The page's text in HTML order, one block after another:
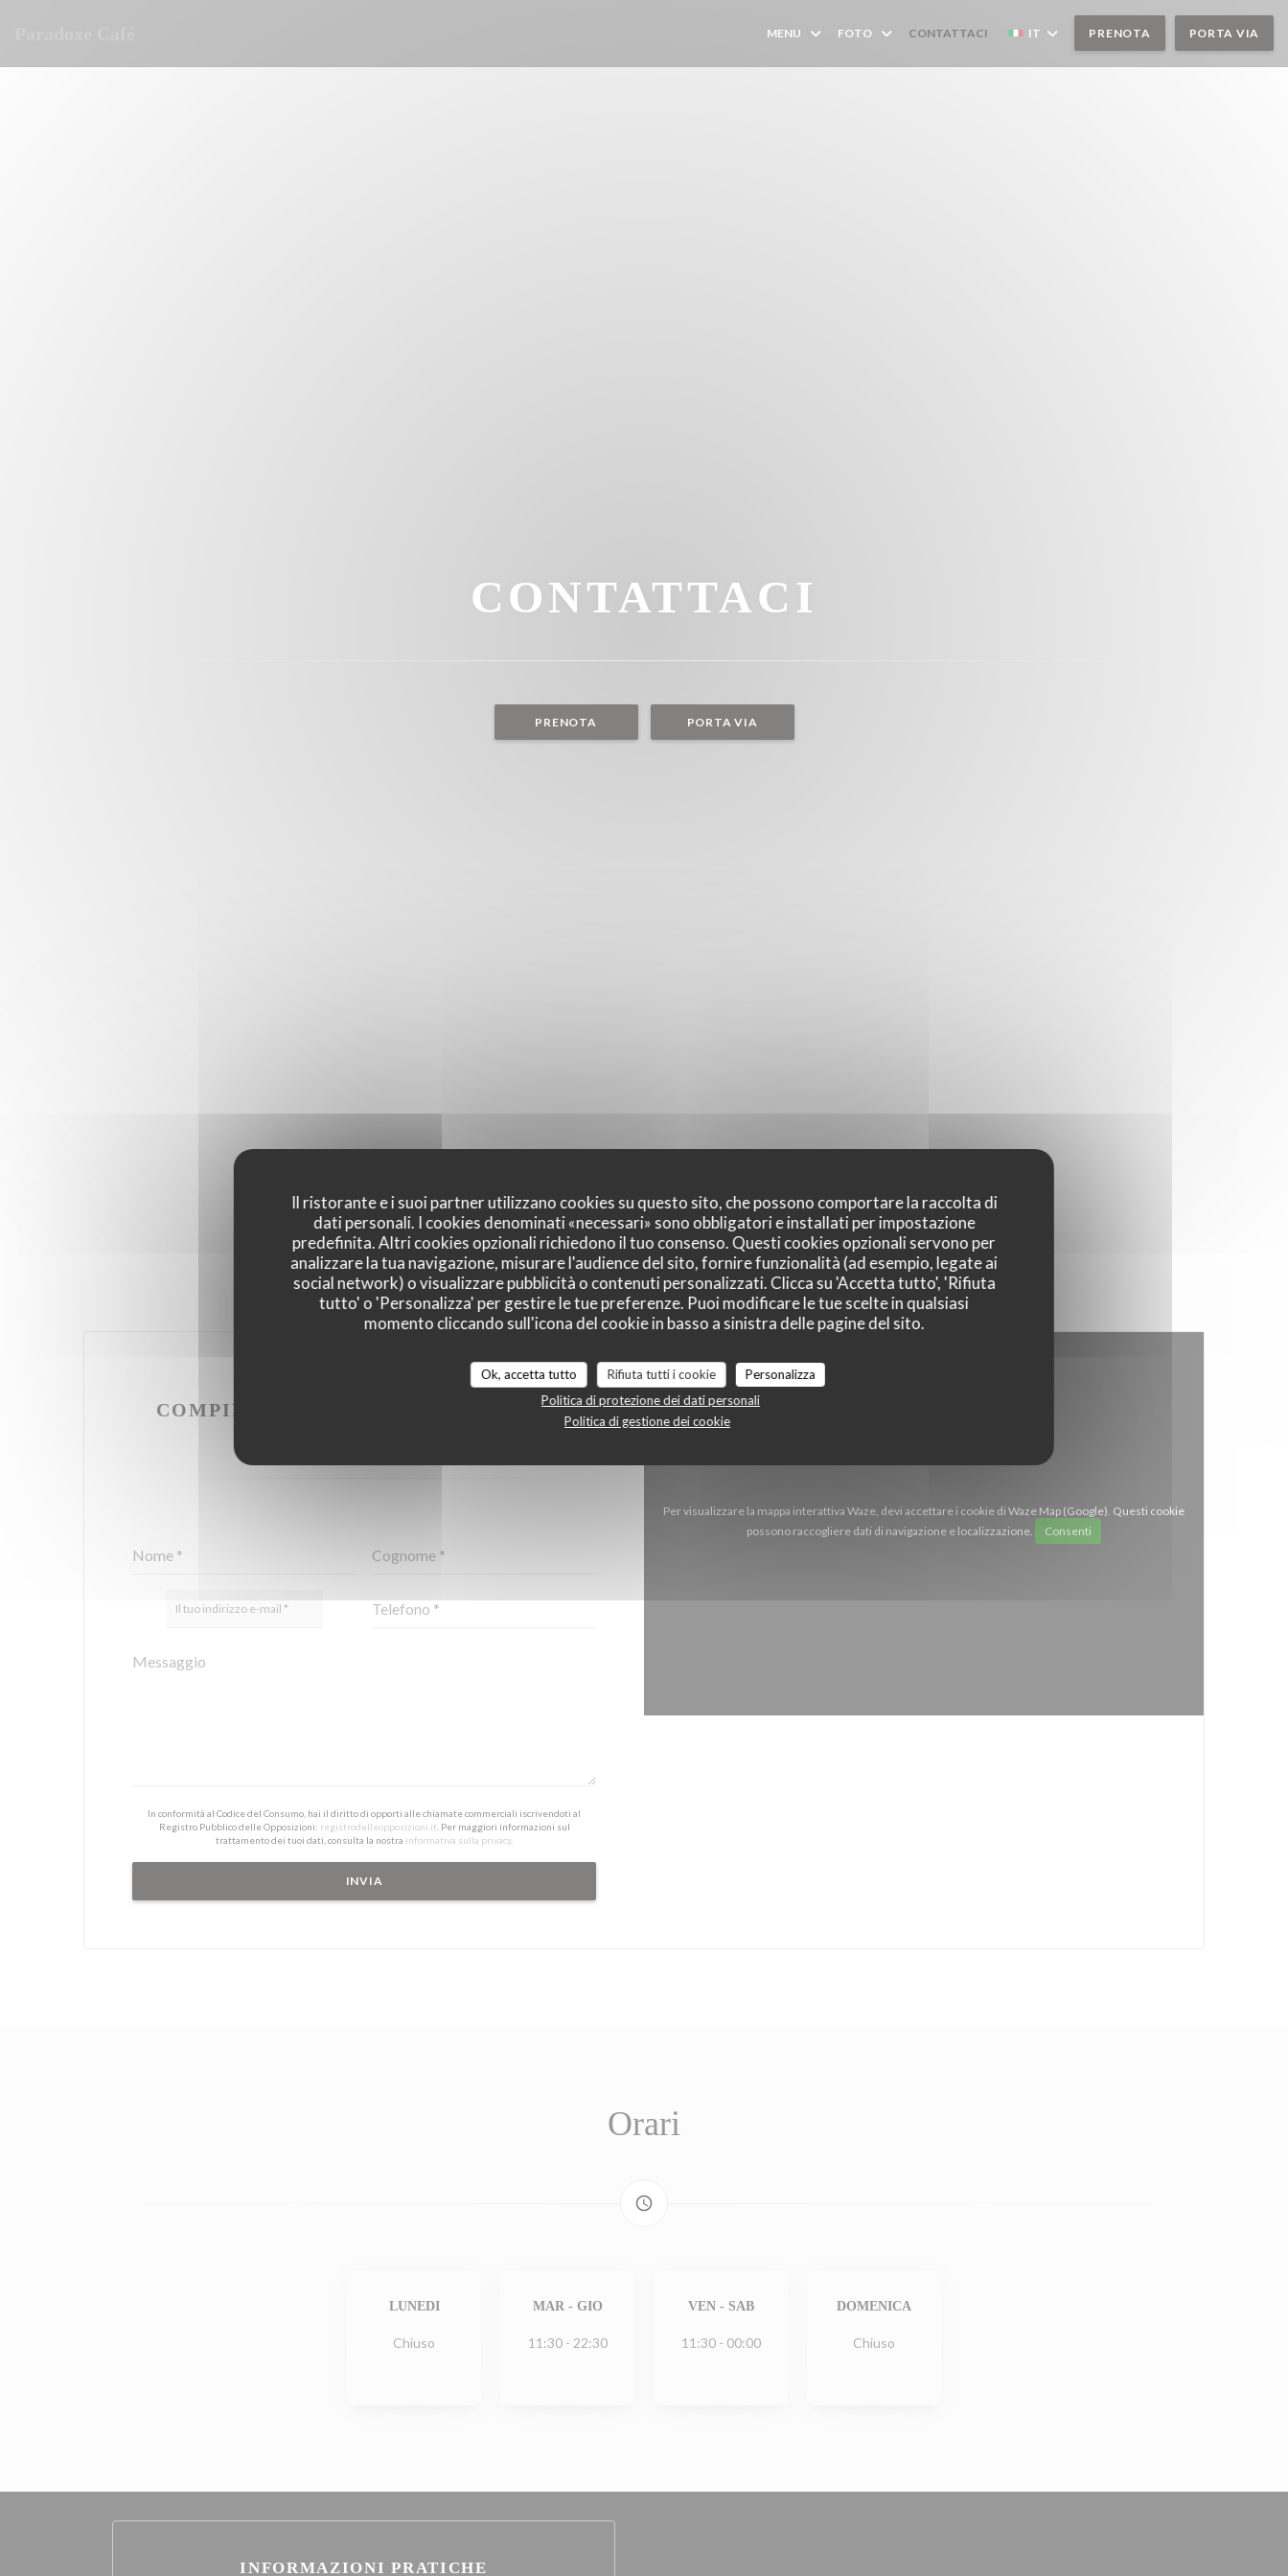
Il ristorante e i suoi partner utilizzano cookies su questo sito, che possono comportare la raccolta di
dati personali. I cookies denominati «necessari» sono obbligatori e installati per impostazione
predefinita. Altri cookies opzionali richiedono il tuo consenso. Questi cookies opzionali servono per
analizzare la tua navigazione, misurare l'audience del sito, fornire funzionalità (ad esempio, legate ai
social network) o visualizzare pubblicità o contenuti personalizzati. Clicca su 'Accetta tutto', 'Rifiuta
tutto' o 'Personalizza' per gestire le tue preferenze. Puoi modificare le tue scelte in qualsiasi
momento cliccando sull'icona del cookie in basso a sinistra delle pagine del sito.
Ok, accetta tutto Rifiuta tutti i cookie
Personalizza
Politica di protezione dei dati personali
Politica di gestione dei cookie
MENU FOTO CONTATTACI IT PRENOTA PORTA VIA
CONTATTACI
PRENOTA PORTA VIA
VUOI CONTATTARCI?
COMPILA IL MODULO SOTTOSTANTE!
In conformità al Codice del Consumo, hai il diritto di opporti alle chiamate commerciali iscrivendoti al
Registro Pubblico delle Opposizioni: registrodelleopposizioni.it . Per maggiori informazioni sul
trattamento dei tuoi dati, consulta la nostra informativa sulla privacy.
Per visualizzare la mappa interattiva Waze, devi accettare i cookie di Waze Map (Google). Questi cookie
possono raccogliere dati di navigazione e localizzazione.
Consenti
Orari
access_time
LUNEDI
Chiuso
MAR - GIO
11:30 - 22:30
VEN- SAB
11:30 - 00:00
DOMENICA
Chiuso
INFORMAZIONI PRATICHE